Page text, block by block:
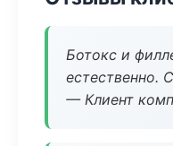
Ботокс и
естественно.
— Клиент